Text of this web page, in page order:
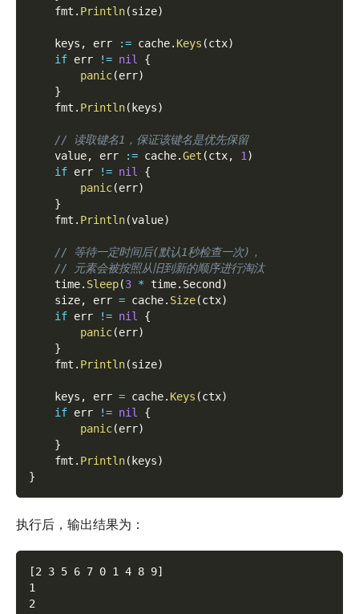
    fmt
. Println(size)
    keys
, err := cache. Keys (ctx)
if err != nil
{
panic(err)
}
    fmt
. Println( keys)
// 读取键名1，保证该键名是优先保留
    value
, err := cache.Get (ctx, 1 )
if err != nil
{
panic(err)
}
    fmt
. Println(value)
// 等待一定时间后(默认1秒检查一次)，
// 元素会被按照从旧到新的顺序进行淘汰
    time
. Sleep(3 * time. Second )
    size
, err = cache. Size(ctx)
if err != nil
{
panic(err)
}
    fmt
. Println(size)
    keys
, err = cache. Keys (ctx)
if err != nil
{
panic(err)
}
    fmt
. Println( keys)
}
执行后，输出结果为：
[2 3 5 6 7 0 1 4 8 9]
1
2